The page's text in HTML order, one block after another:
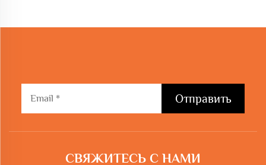
Отправить
СВЯЖИТЕСЬ С НАМИ